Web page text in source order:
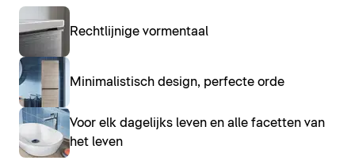
Rechtlijnige vormentaal
Minimalistisch design, perfecte orde
Voor elk dagelijks leven en alle facetten van
het leven